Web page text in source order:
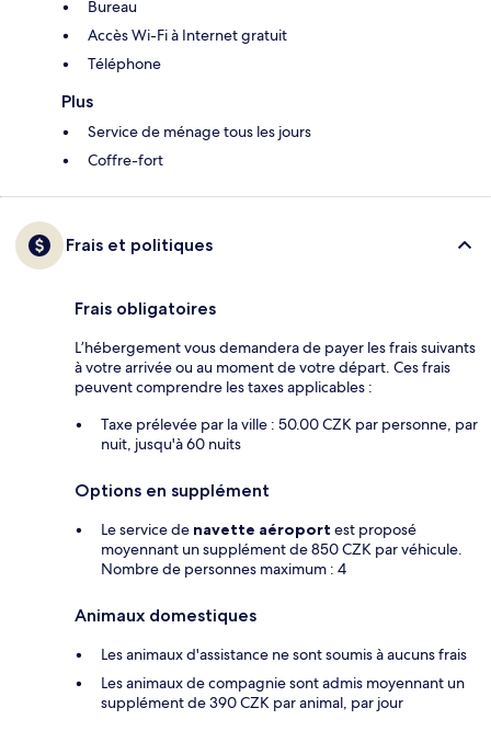
Bureau
Accès Wi-Fi à Internet gratuit
Téléphone
Plus
Service de ménage tous les jours
Coffre-fort
Frais et politiques
Frais obligatoires
L’hébergement vous demandera de payer les frais suivants
à votre arrivée ou au moment de votre départ. Ces frais
peuvent comprendre les taxes applicables :
Taxe prélevée par la ville : 50.00 CZK par personne, par
nuit, jusqu'à 60 nuits
Options en supplément
Le service de navette aéroport est proposé
moyennant un supplément de 850 CZK par véhicule.
Nombre de personnes maximum : 4
Animaux domestiques
Les animaux d'assistance ne sont soumis à aucuns frais
Les animaux de compagnie sont admis moyennant un
supplément de 390 CZK par animal, par jour